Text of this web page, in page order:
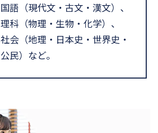
国語（現代文・古文・漢文）、
理科（物理・生物・化学）、
社会（地理・日本史・世界史・
公民）など。